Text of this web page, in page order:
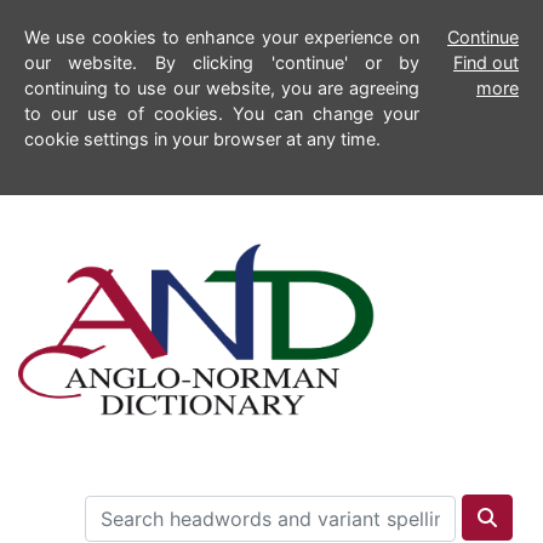
We use cookies to enhance your experience on
our website. By clicking 'continue' or by
continuing to use our website, you are agreeing
to our use of cookies. You can change your
cookie settings in your browser at any time.
Continue
Find out
more